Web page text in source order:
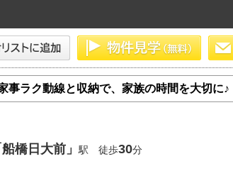
事ラク動線と収納で、家族の時間を大切に♪
船橋日大前」駅 徒歩30分